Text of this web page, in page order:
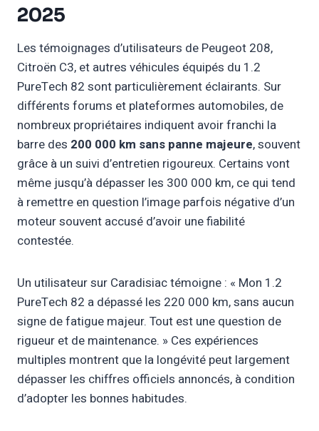
Remplacement
filtre à air
30 000 km
filtre à air
tous les 30
000 km
Contrôle
courroie de
distribution
120 000 km
Vérifier
l'état à
partir de
120 000 km
Remplacement
bougies
d'allumage
60 000 km
Remplacer
tous les 60
Vérification
niveau
liquide de
refroidissement
15 000 km
régulièrement
Contrôle
système
30 000 km
Vérifier
l'étanchéité
2025
Les témoignages d’utilisateurs de Peugeot 208,
Citroën C3, et autres véhicules équipés du 1.2
PureTech 82 sont particulièrement éclairants. Sur
différents forums et plateformes automobiles, de
nombreux propriétaires indiquent avoir franchi la
barre des 200 000 km sans panne majeure, souvent
grâce à un suivi d’entretien rigoureux. Certains vont
même jusqu’à dépasser les 300 000 km, ce qui tend
à remettre en question l’image parfois négative d’un
moteur souvent accusé d’avoir une fiabilité
contestée.
Un utilisateur sur Caradisiac témoigne : « Mon 1.2
PureTech 82 a dépassé les 220 000 km, sans aucun
signe de fatigue majeur. Tout est une question de
rigueur et de maintenance. » Ces expériences
multiples montrent que la longévité peut largement
dépasser les chiffres officiels annoncés, à condition
d’adopter les bonnes habitudes.